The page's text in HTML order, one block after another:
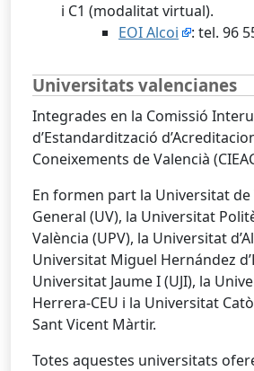
i C1 (modalitat virtual).
EOI Alcoi
: tel. 96
Universitats valencianes
Integrades en la Comissió
d’Estandardització
Coneixements de Valencià
En formen part la Universitat de
General (UV), la Universitat
València (UPV), la Universitat
Universitat Miguel Hernández
Universitat Jaume I (UJI), la
Herrera-CEU i la Universitat
Sant Vicent Màrtir.
Totes aquestes universitats